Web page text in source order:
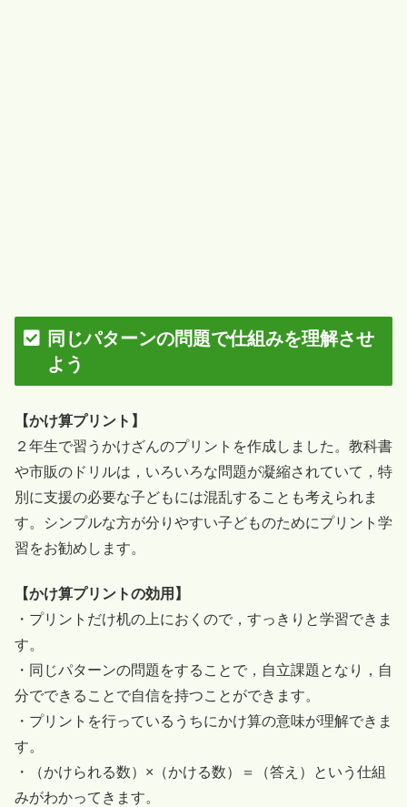
同じパターンの問題で仕組みを理解させ
よう
【かけ算プリント】
２年生で習うかけざんのプリントを作成しました。教科書
や市販のドリルは，いろいろな問題が凝縮されていて，特
別に支援の必要な子どもには混乱することも考えられま
す。シンプルな方が分りやすい子どものためにプリント学
習をお勧めします。
【かけ算プリントの効用】
・プリントだけ机の上におくので，すっきりと学習できま
す。
・同じパターンの問題をすることで，自立課題となり，自
分でできることで自信を持つことができます。
・プリントを行っているうちにかけ算の意味が理解できま
す。
・（かけられる数）×（かける数）＝（答え）という仕組
みがわかってきます。